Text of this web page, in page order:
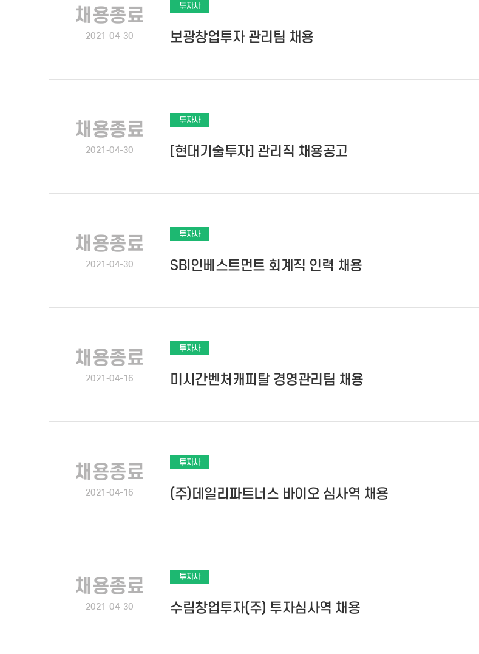
채용종료
2021-04-30
투자사
보광창업투자 관리팀 채용
채용종료
2021-04-30
투자사
[현대기술투자] 관리직 채용공고
채용종료
2021-04-30
투자사
SBI인베스트먼트 회계직 인력 채용
채용종료
2021-04-16
투자사
미시간벤처캐피탈 경영관리팀 채용
채용종료
2021-04-16
투자사
(주)데일리파트너스 바이오 심사역 채용
채용종료
2021-04-30
투자사
수림창업투자(주) 투자심사역 채용